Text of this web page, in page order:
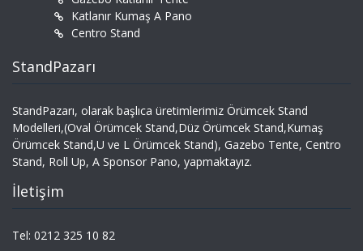
Katlanır Kumaş A Pano
Centro Stand
StandPazarı
StandPazarı, olarak başlıca üretimlerimiz Örümcek Stand
Modelleri,(Oval Örümcek Stand,Düz Örümcek Stand,Kumaş
Örümcek Stand,U ve L Örümcek Stand), Gazebo Tente, Centro
Stand, Roll Up, A Sponsor Pano, yapmaktayız.
İletişim
Tel: 0212 325 10 82